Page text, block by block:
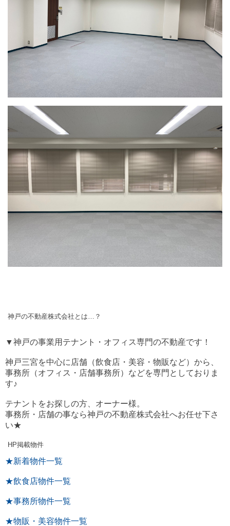
神戸の不動産株式会社とは…？
▼神戸の事業用テナント・オフィス専門の不動産です！
神戸三宮を中心に店舗（飲食店・美容・物販など）から、
事務所（オフィス・店舗事務所）などを専門としておりま
す♪
テナントをお探しの方、オーナー様。
事務所・店舗の事なら神戸の不動産株式会社へお任せ下さ
い★
HP掲載物件
★新着物件一覧
★飲食店物件一覧
★事務所物件一覧
★物販・美容物件一覧